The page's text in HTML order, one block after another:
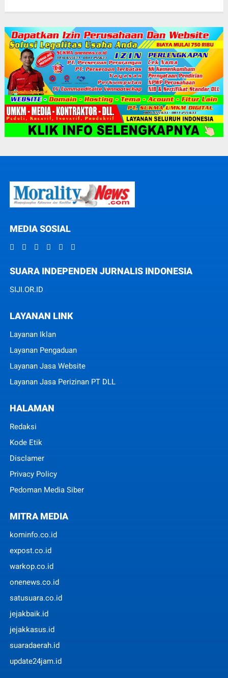
MEDIA SOSIAL
SUARA INDEPENDEN JURNALIS INDONESIA
SIJI.OR.ID
LAYANAN LINK
Layanan Iklan
Layanan Pengaduan
Layanan Jasa Website
Layanan Jasa Perizinan PT DLL
HALAMAN
Redaksi
Kode Etik
Disclamer
Privacy Policy
Pedoman Media Siber
MITRA MEDIA
kominfo.co.id
expost.co.id
warkop.co.id
onenews.co.id
satusuara.co.id
jejakbaik.id
jejakkasus.id
suaradaerah.id
update24jam.id